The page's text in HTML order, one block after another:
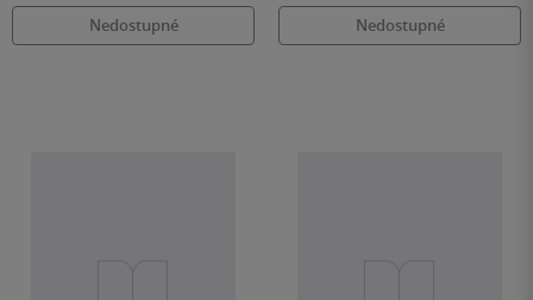
Nedostupné Nedostupné